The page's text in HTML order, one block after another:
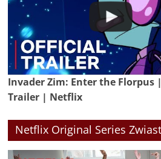
Invader Zim: Enter the Florpus
Trailer | Netflix
Netflix Original Series